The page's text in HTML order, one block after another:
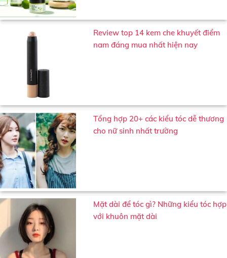
Review top 14 kem che khuyết điểm
nam đáng mua nhất hiện nay
Tổng hợp 20+ các kiểu tóc dễ thương
cho nữ sinh nhất trường
Mặt dài để tóc gì? Những kiểu tóc hợp
với khuôn mặt dài